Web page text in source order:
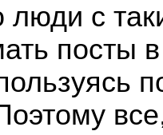
люди с
посты